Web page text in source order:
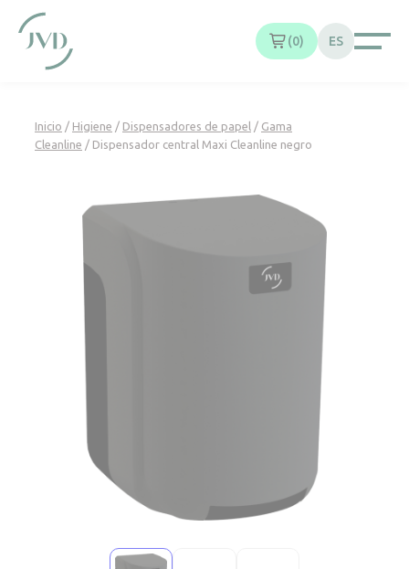
0 ES
Inicio / Higiene / Dispensadores de papel / Gama
Cleanline / Dispensador central Maxi Cleanline negro
Panel de gestión de cookies